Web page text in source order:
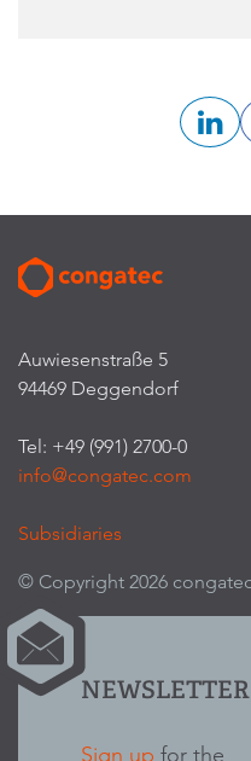
Auwiesenstraße 5
94469 Deggendorf
Tel: +49 (991) 2700-0
info@congatec.com
Subsidiaries
© Copyright 2026
NEWSLETTER
Sign up for the